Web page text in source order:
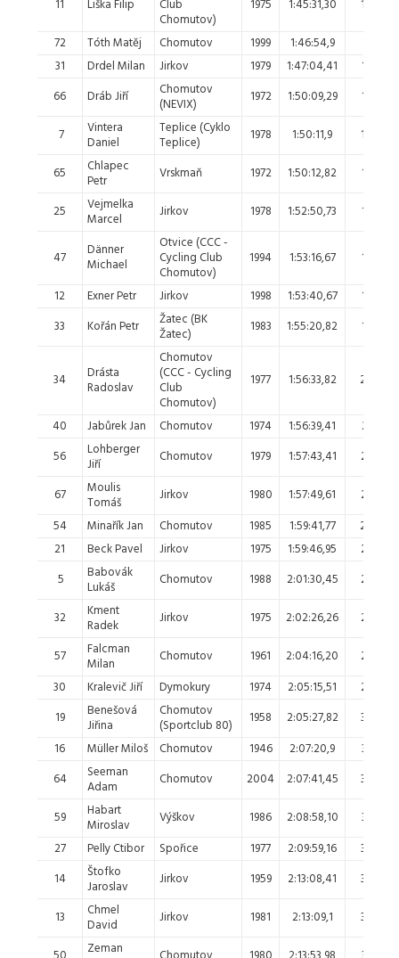
11 Liška Filip
Club
Chomutov)
1975 1:45:31,30 10.
72 Tóth Matěj Chomutov 1999 1:46:54,9
31
Drdel Milan Jirkov 1979 1:47:04,41
12.
66
Dráb Jiří
Chomutov
(NEVIX)
1972 1:50:09,29 13.
7
Vintera
Daniel
Teplice (Cyklo
Teplice)
1978 1:50:11,9 14.
65
Chlapec
Petr
Vrskmaň 1972 1:50:12,82 15.
25
Vejmelka
Marcel
Jirkov 1978 1:52:50,73 16.
47
Dänner
Michael
Otvice (CCC -
Cycling Club
Chomutov)
1994 1:53:16,67 17.
12 Exner Petr Jirkov 1998 1:53:40,67
18.
33
Kořán Petr
Žatec (BK
Žatec)
1983 1:55:20,82 19.
34
Drásta
Radoslav
Chomutov
(CCC - Cycling
Club
Chomutov)
1977 1:56:33,82 20.
40 Jabůrek Jan Chomutov 1974 1:56:39,41
21.
56
Lohberger
Jiří
Chomutov 1979 1:57:43,41 22.
67
Moulis
Tomáš
Jirkov 1980 1:57:49,61
23.
54
Minařík Jan Chomutov 1985 1:59:41,77
24.
21
Beck Pavel Jirkov 1975 1:59:46,95
25.
5
Babovák
Lukáš
Chomutov 1988 2:01:30,45 26.
32
Kment
Radek
Jirkov 1975 2:02:26,26 27.
57
Falcman
Milan
Chomutov 1961 2:04:16,20
28.
30
Kralevič Jiří Dymokury 1974 2:05:15,51
29.
19
Benešová
Jiřina
Chomutov
(Sportclub 80)
1958 2:05:27,82
30.
16
Müller Miloš Chomutov 1946 2:07:20,9
31.
64
Seeman
Adam
Chomutov 2004 2:07:41,45 32.
59
Habart
Miroslav
Výškov 1986 2:08:58,10
33.
27
Pelly Ctibor Spořice 1977 2:09:59,16
34.
14
Štofko
Jaroslav
Jirkov 1959 2:13:08,41 35.
13
Chmel
David
Jirkov 1981 2:13:09,1 36.
Zeman